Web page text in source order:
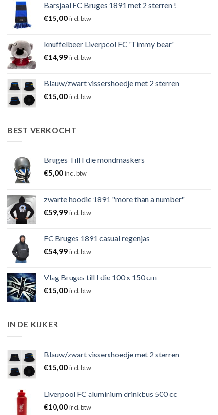
Barsjaal FC Bruges 1891 met 2 sterren !
€15,00incl. btw
knuffelbeer Liverpool FC 'Timmy bear'
€14,99incl. btw
Blauw/zwart vissershoedje met 2 sterren
€15,00incl. btw
BEST VERKOCHT
Bruges Till I die mondmaskers
€5,00incl. btw
zwarte hoodie 1891 "more than a number"
€59,99incl. btw
FC Bruges 1891 casual regenjas
€54,99incl. btw
Vlag Bruges till I die 100 x 150 cm
€15,00incl. btw
IN DE KIJKER
Blauw/zwart vissershoedje met 2 sterren
€15,00incl. btw
Liverpool FC aluminium drinkbus 500 cc
€10,00incl. btw